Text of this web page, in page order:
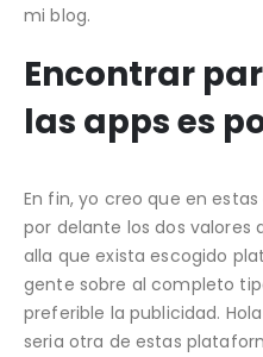
mi blog.
Encontrar
las apps es
En fin, yo creo que en
por delante los dos valores
alla que exista escogido
gente sobre al completo
preferible la publicidad.
seri­a otra de estas